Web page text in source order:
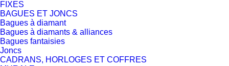
FIXES
BAGUES ET JONCS
Bagues à diamant
Bagues à diamants & alliances
Bagues fantaisies
Joncs
CADRANS, HORLOGES ET COFFRES